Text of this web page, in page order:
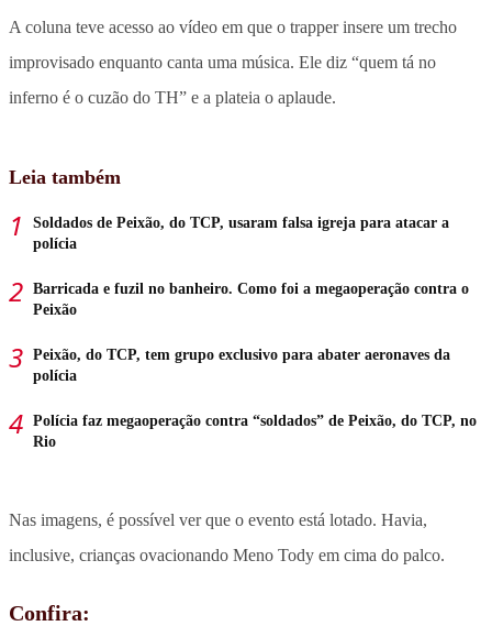
A coluna teve acesso ao vídeo em que o trapper insere um trecho
improvisado enquanto canta uma música. Ele diz “quem tá no
inferno é o cuzão do TH” e a plateia o aplaude.
Leia também
Soldados de Peixão, do TCP, usaram falsa igreja para atacar a
polícia
Barricada e fuzil no banheiro. Como foi a megaoperação contra o
Peixão
Peixão, do TCP, tem grupo exclusivo para abater aeronaves da
polícia
Polícia faz megaoperação contra “soldados” de Peixão, do TCP, no
Rio
Nas imagens, é possível ver que o evento está lotado. Havia,
inclusive, crianças ovacionando Meno Tody em cima do palco.
Confira: